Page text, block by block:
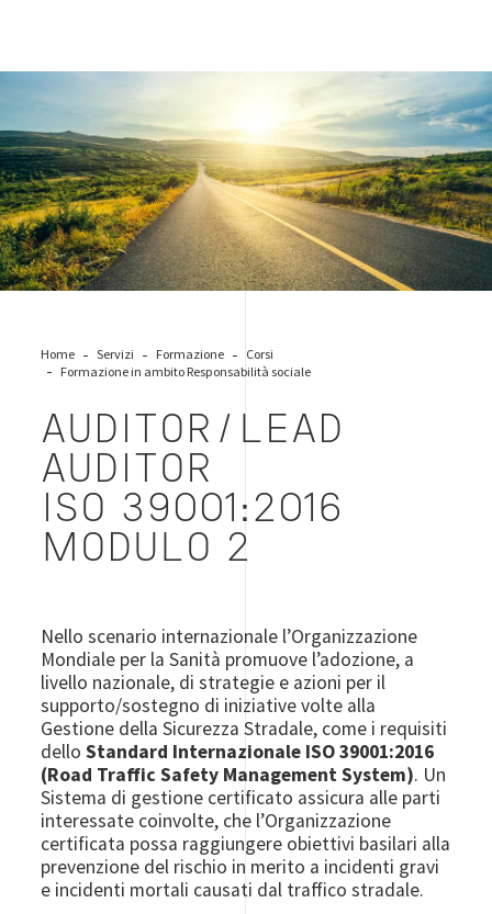
Home Servizi Formazione
Corsi
Formazione in ambito Responsabilità sociale
AUDITOR/LEAD
AUDITOR
ISO 39001:2016
MODULO 2
Nello scenario internazionale l’Organizzazione
Mondiale per la Sanità promuove l’adozione, a
livello nazionale, di strategie e azioni per il
supporto/sostegno di iniziative volte alla
Gestione della Sicurezza Stradale, come i requisiti
delloStandard Internazionale ISO 39001:2016
(Road Traffic Safety Management System). Un
Sistema di gestione certificato assicura alle parti
interessate coinvolte, che l’Organizzazione
certificata possa raggiungere obiettivi basilari alla
prevenzione del rischio in merito a incidenti gravi
e incidenti mortali causati dal traffico stradale.